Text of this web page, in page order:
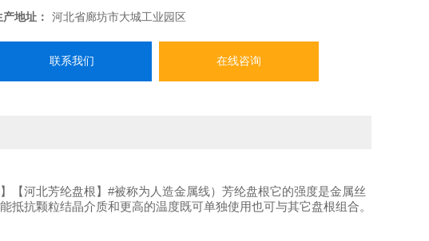
产地址：
河北省廊坊市大城工业园区
联系我们 在线咨询
【河北芳纶盘根】#被称为人造金属线）芳纶盘根它的强度是金属丝
抗颗粒结晶介质和更高的温度既可单独使用也可与其它盘根组合。